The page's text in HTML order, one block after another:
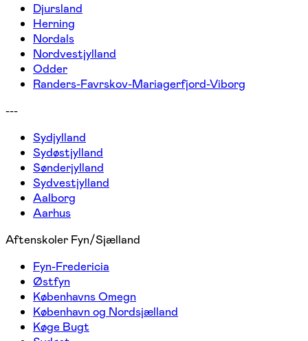
Djursland
Herning
Nordals
Nordvestjylland
Odder
Randers-Favrskov-Mariagerfjord-Viborg
---
Sydjylland
Sydøstjylland
Sønderjylland
Sydvestjylland
Aalborg
Aarhus
Aftenskoler Fyn/Sjælland
Fyn-Fredericia
Østfyn
Københavns Omegn
København og Nordsjælland
Køge Bugt